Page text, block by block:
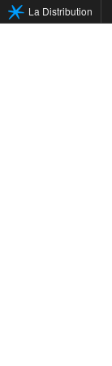
La Distribution